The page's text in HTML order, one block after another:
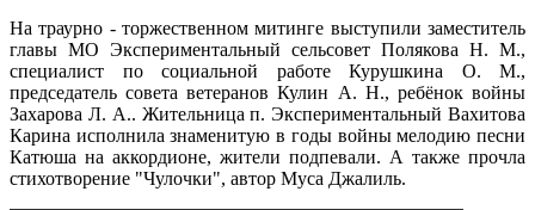
На траурно - торжественном митинге выступили заместитель
главы МО Экспериментальный сельсовет Полякова Н. М.,
специалист по социальной работе Курушкина О. М.,
председатель совета ветеранов Кулин А. Н., ребёнок войны
Захарова Л. А.. Жительница п. Экспериментальный Вахитова
Карина исполнила знаменитую в годы войны мелодию песни
Катюша на аккордионе, жители подпевали. А также прочла
стихотворение "Чулочки", автор Муса Джалиль.